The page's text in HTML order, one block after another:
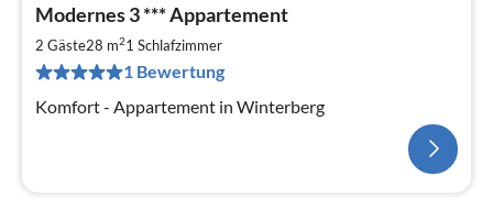
Modernes 3 *** Appartement
2 Gäste28 m21 Schlafzimmer
1 Bewertung
Komfort - Appartement in Winterberg